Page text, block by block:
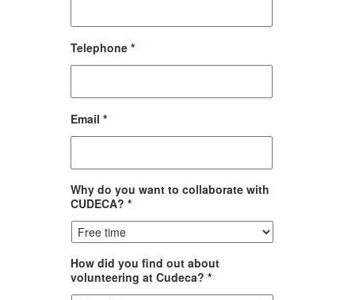
Telephone *
Email *
Why do you want to collaborate with
CUDECA? *
How did you find out about
volunteering at Cudeca? *